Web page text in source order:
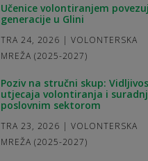
Učenice volontiranjem
generacije u Glini
TRA 24, 2026 | VOLONTERSKA
MREŽA (2025-2027)
Poziv na stručni skup:
utjecaja volontiranja i
poslovnim sektorom
TRA 23, 2026 | VOLONTERSKA
MREŽA (2025-2027)